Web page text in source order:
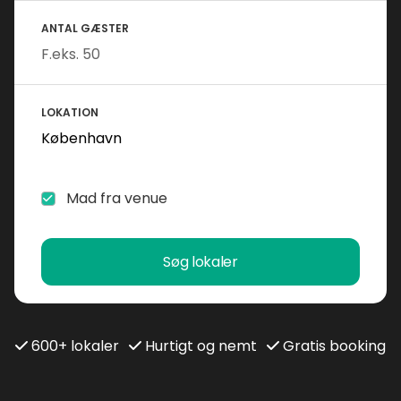
ANTAL GÆSTER
LOKATION
Mad fra venue
Søg lokaler
600+ lokaler Hurtigt og nemt Gratis booking